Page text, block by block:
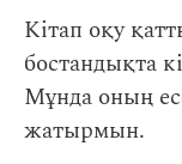
Кітап оқу
бостандықта
Мұнда оның
жатырмын.